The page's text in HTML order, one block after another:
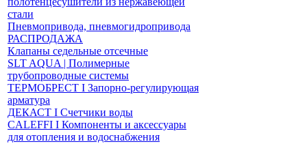
стали
Пневмопривода, пневмогидропривода
РАСПРОДАЖА
Клапаны седельные отсечные
SLT AQUA | Полимерные
трубопроводные системы
ТЕРМОБРЕСТ І Запорно-регулирующая
арматура
ДЕКАСТ І Счетчики воды
CALEFFI І Компоненты и аксессуары
для отопления и водоснабжения